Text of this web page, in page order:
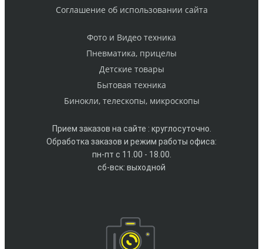
Cоглашение об использовании сайта
Фото и Видео техника
Пневматика, прицелы
Детские товары
Бытовая техника
Бинокли, телескопы, микроскопы
Прием заказов на сайте : круглосуточно.
Обработка заказов и режим работы офиса:
пн-пт с 11.00 - 18.00.
сб-вск: выходной